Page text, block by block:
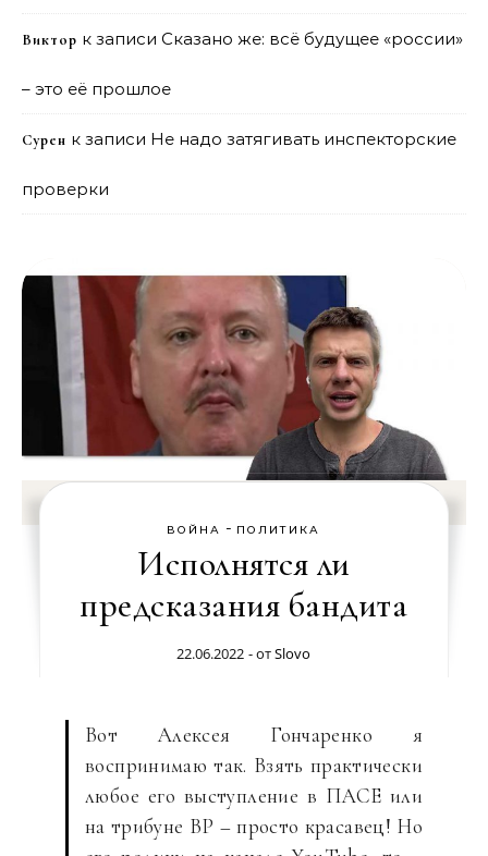
Виктор к записи Сказано же: всё будущее «россии»
– это её прошлое
Сурен к записи Не надо затягивать инспекторские
проверки
ВОЙНА - ПОЛИТИКА
Исполнятся ли
предсказания бандита
22.06.2022 - отSlovo
Вот Алексея Гончаренко я
воспринимаю так. Взять практически
любое его выступление в ПАСЕ или
на трибуне ВР – просто красавец! Но